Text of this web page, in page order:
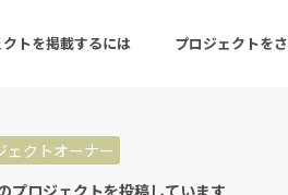
トを掲載するには プロジェクトを
の新着プロジェクト 募集終
ェクトオーナー
プロジェクトを投稿しています